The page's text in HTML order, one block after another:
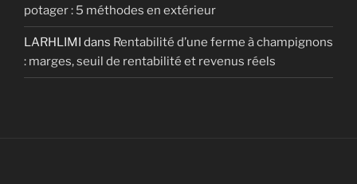
potager : 5 méthodes en extérieur
LARHLIMI dans Rentabilité d’une ferme à champignons
: marges, seuil de rentabilité et revenus réels